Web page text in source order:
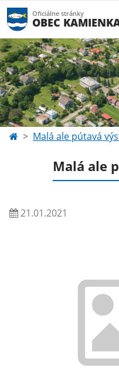
Oficiálne stránky
OBEC
Malá ale pútavá
Malá ale
21.01.2021